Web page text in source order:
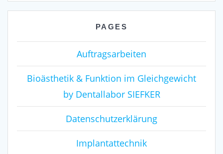
PAGES
Auftragsarbeiten
Bioästhetik & Funktion im Gleichgewicht
by Dentallabor SIEFKER
Datenschutzerklärung
Implantattechnik